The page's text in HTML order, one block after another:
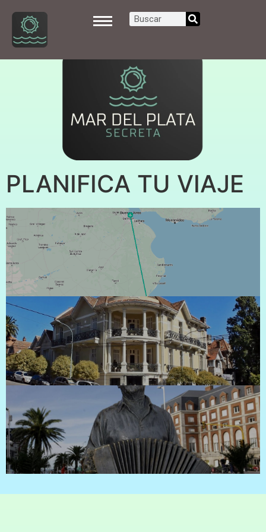
PLANIFICA TU VIAJE